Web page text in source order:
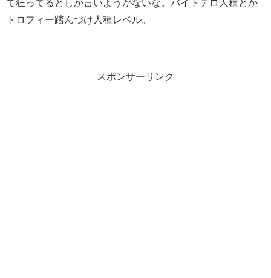
て狂ってるとしか言いようがないな。バイトテロ人種とか
トロフィー踏んづけ人種レベル。
スポンサーリンク